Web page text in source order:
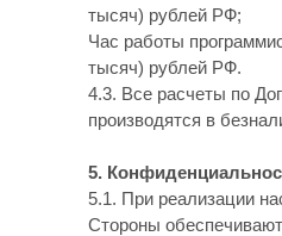
тысяч) рублей РФ;
Час работы
тысяч) рублей РФ.
4.3. Все расчеты по
производятся в
5.
5.1. При реализации
Стороны обеспечивают